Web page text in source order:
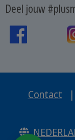
Deel jouw
Contact |